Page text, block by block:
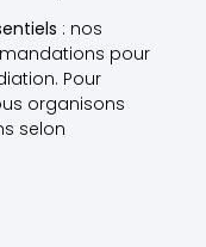
: nos
pour
Pour
organisons
selon